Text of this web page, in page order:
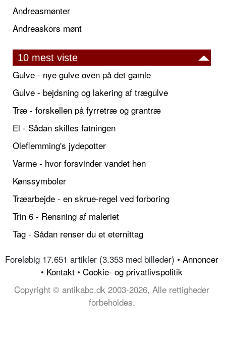
Andreasmønter
Andreaskors mønt
10 mest viste
Gulve - nye gulve oven på det gamle
Gulve - bejdsning og lakering af trægulve
Træ - forskellen på fyrretræ og grantræ
El - Sådan skilles fatningen
Oleflemming's jydepotter
Varme - hvor forsvinder vandet hen
Kønssymboler
Træarbejde - en skrue-regel ved forboring
Trin 6 - Rensning af maleriet
Tag - Sådan renser du et eternittag
Foreløbig 17.651 artikler (3.353 med billeder) • Annoncer
• Kontakt • Cookie- og privatlivspolitik
Copyright © antikabc.dk 2003-2026, Alle rettigheder
forbeholdes.